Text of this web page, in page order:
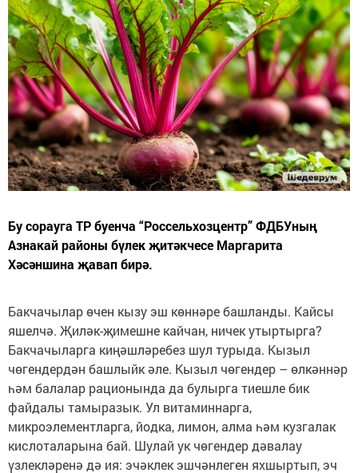
Бу сорауга ТР буенча “Россельхозцентр” ФДБУның
Азнакай районы бүлек җитәкчесе Маргарита
Хәсәншина җавап бирә.
Бакчачылар өчен кызу эш көннәре башланды. Кайсы
яшелчә. Җиләк-җимешне кайчан, ничек утыртырга?
Бакчачыларга киңәшләребез шул турыда. Кызыл
чөгендердән башлыйк әле. Кызыл чөгендер – өлкәннәр
һәм балалар рационында да булырга тиешле бик
файдалы тамыразык. Ул витаминнарга,
микроэлементларга, йодка, лимон, алма һәм кузгалак
кислоталарына бай. Шулай ук чөгендер дәвалау
үзлекләренә дә ия: эчәклек эшчәнлеген яхшыртып, эч